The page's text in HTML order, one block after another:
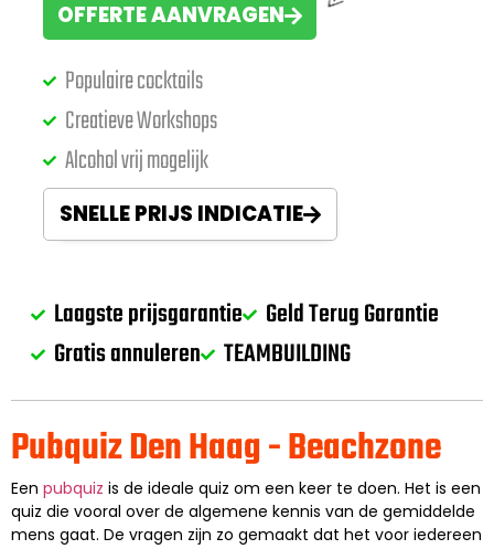
OFFERTE AANVRAGEN
Populaire cocktails
Creatieve Workshops
Alcohol vrij mogelijk
SNELLE PRIJS INDICATIE
Laagste prijsgarantie
Geld Terug Garantie
Gratis annuleren TEAMBUILDING
Pubquiz Den Haag - Beachzone
Een pubquiz is de ideale quiz om een keer te doen. Het is een
quiz die vooral over de algemene kennis van de gemiddelde
mens gaat. De vragen zijn zo gemaakt dat het voor iedereen